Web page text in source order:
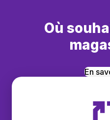
Où
En